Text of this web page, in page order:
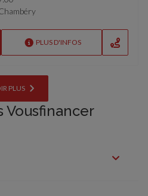
PLUS D'INFOS
PLUS
Vousfinancer